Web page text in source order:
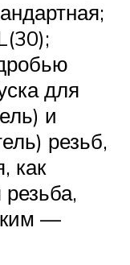
для
и
резьб,
как
—